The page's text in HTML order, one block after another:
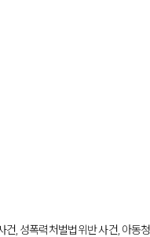
, 성폭력처벌법위반 사건, 아동